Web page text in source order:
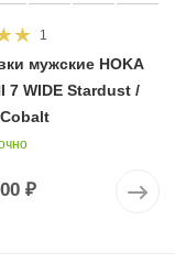
1
мужские HOKA
7 WIDE Stardust /
₽